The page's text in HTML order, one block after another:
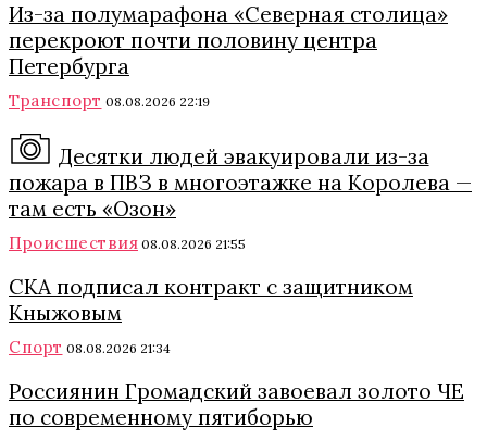
Из-за полумарафона «Северная столица»
перекроют почти половину центра
Петербурга
Транспорт 08.08.2026 22:19
Десятки людей эвакуировали из-за
пожара в ПВЗ в многоэтажке на Королева —
там есть «Озон»
Происшествия 08.08.2026 21:55
СКА подписал контракт с защитником
Кныжовым
Спорт 08.08.2026 21:34
Россиянин Громадский завоевал золото ЧЕ
по современному пятиборью